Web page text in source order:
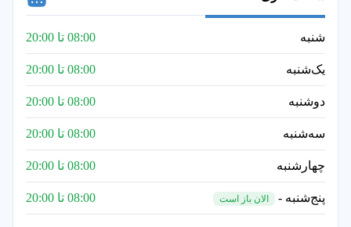
شنبه 08:00 تا 20:00
یک‌شنبه 08:00 تا 20:00
دوشنبه 08:00 تا 20:00
سه‌شنبه 08:00 تا 20:00
چهارشنبه 08:00 تا 20:00
پنج‌شنبه - الان باز است 08:00 تا 20:00